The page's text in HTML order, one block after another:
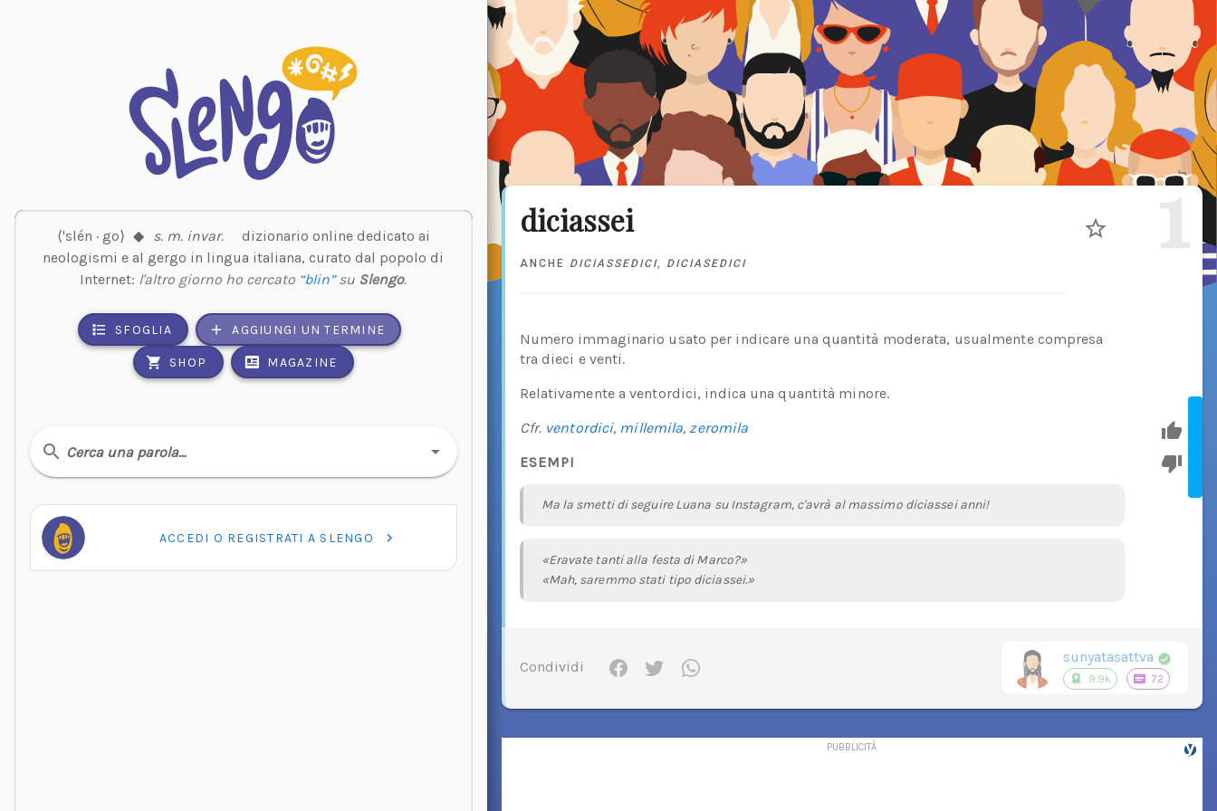
⟨'slén · go⟩ ◆ s. m. invar.
dizionario online dedicato ai
neologismi e al gergo in lingua italiana, curato dal popolo di
Internet: l'altro giorno ho cercato “blin”su Slengo.
SFOGLIA AGGIUNGI UN TERMINE
SHOP MAGAZINE
Cerca una parola…
ACCEDI O REGISTRATI A SLENGO
diciassei
ANCHE DICIASSEDICI, DICIASEDICI 1
Numero immaginario usato per indicare una quantità moderata, usualmente compresa
tra dieci e venti.
Relativamente a ventordici, indica una quantità minore.
Cfr. ventordici, millemila, zeromila
ESEMPI
Ma la smetti di seguire Luana su Instagram, c'avrà al massimo diciassei anni!
«Eravate tanti alla festa di Marco?»
«Mah, saremmo stati tipo diciassei.»
Condividi
sunyatasattva
9.9k 72